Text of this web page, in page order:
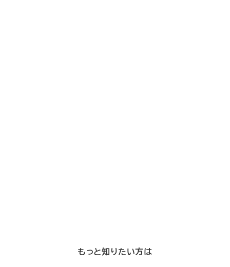
もっと知りたい方は